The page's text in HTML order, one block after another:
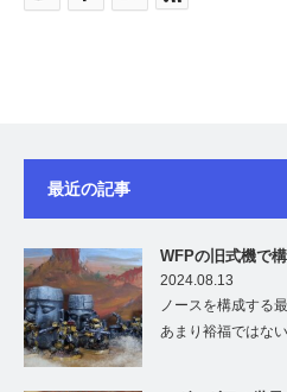
最近の記事
WFPの旧式機で
2024.08.13
ノースを構成する
あまり裕福ではな